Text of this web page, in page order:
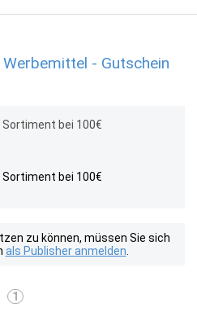
- Gutschein
bei 100€
bei 100€
zu können, müssen Sie sich
als Publisher anmelden
1